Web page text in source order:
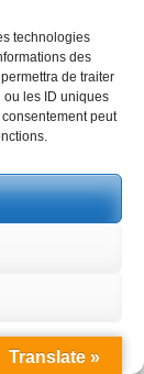
technologies
des
de traiter
les ID uniques
peut
Translate »